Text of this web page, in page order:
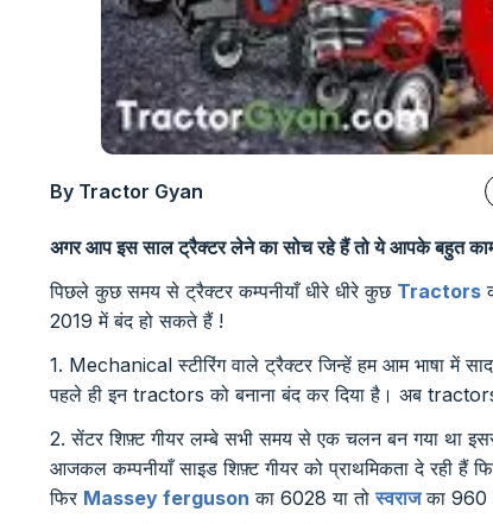
By Tractor Gyan
अगर आप इस साल ट्रैक्टर लेने का सोच रहे हैं तो ये आपके बहुत
पिछले कुछ समय से ट्रैक्टर कम्पनीयाँ धीरे धीरे कुछ Tractors
2019 में बंद हो सकते हैं !
1. Mechanical स्टीरिंग वाले ट्रैक्टर जिन्हें हम आम भाषा में
पहले ही इन tractors को बनाना बंद कर दिया है। अब
2. सेंटर शिफ़्ट गीयर लम्बे सभी समय से एक चलन बन गया था
आजकल कम्पनीयाँ साइड शिफ़्ट गीयर को प्राथमिकता दे रही हैं
फिर Massey ferguson का 6028 या तोस्वराजका 960